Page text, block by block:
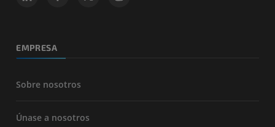
EMPRESA
Sobre nosotros
Únase a nosotros